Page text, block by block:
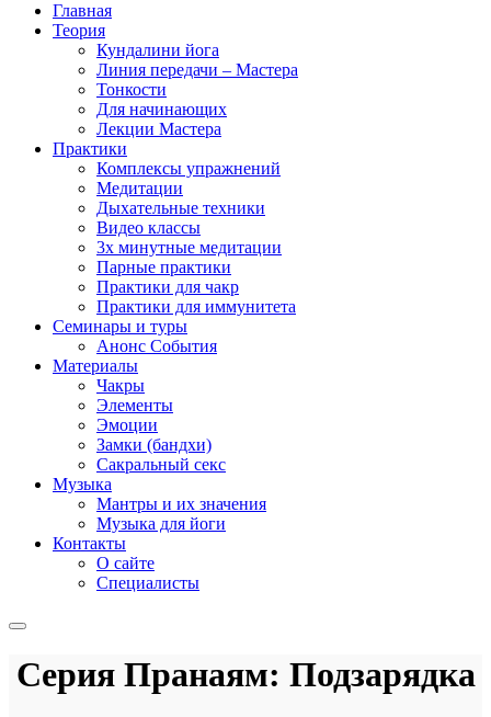
Главная
Теория
Кундалини йога
Линия передачи – Мастера
Тонкости
Для начинающих
Лекции Мастера
Практики
Комплексы упражнений
Медитации
Дыхательные техники
Видео классы
3х минутные медитации
Парные практики
Практики для чакр
Практики для иммунитета
Семинары и туры
Анонс События
Материалы
Чакры
Элементы
Эмоции
Замки (бандхи)
Сакральный секс
Музыка
Мантры и их значения
Музыка для йоги
Контакты
О сайте
Специалисты
Серия Пранаям: Подзарядка